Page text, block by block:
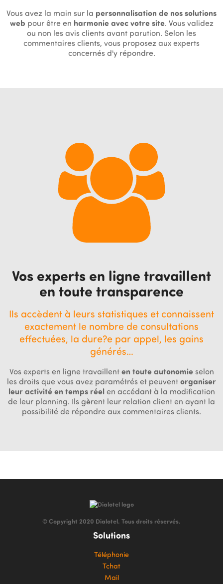
Vous avez la main sur la personnalisation de nos solutions
web pour être en harmonie avec votre site. Vous validez
ou non les avis clients avant parution. Selon les
commentaires clients, vous proposez aux experts
concernés d'y répondre.
Vos experts en ligne travaillent
en toute transparence
Ils accèdent à leurs statistiques et connaissent
exactement le nombre de consultations
effectuées, la dure?e par appel, les gains
générés…
Vos experts en ligne travaillenten toute autonomieselon
les droits que vous avez paramétrés et peuventorganiser
leur activité en temps réelen accédant à la modification
de leur planning. Ils gèrent leur relation client en ayant la
possibilité de répondre aux commentaires clients.
© Copyright 2020 Dialotel. Tous droits réservés.
Solutions
Téléphonie
Tchat
Mail